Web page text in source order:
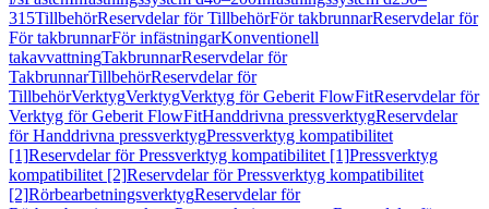
315TillbehörReservdelar för TillbehörFör takbrunnarReservdelar för
För takbrunnarFör infästningarKonventionell
takavvattningTakbrunnarReservdelar för
TakbrunnarTillbehörReservdelar för
TillbehörVerktygVerktygVerktyg för Geberit FlowFitReservdelar för
Verktyg för Geberit FlowFitHanddrivna pressverktygReservdelar
för Handdrivna pressverktygPressverktyg kompatibilitet
[1]Reservdelar för Pressverktyg kompatibilitet [1]Pressverktyg
kompatibilitet [2]Reservdelar för Pressverktyg kompatibilitet
[2]RörbearbetningsverktygReservdelar för